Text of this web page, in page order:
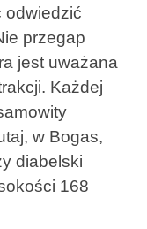
odwiedzić
przegap
jest uważana
Każdej
w Bogas,
diabelski
168